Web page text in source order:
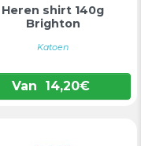
Heren shirt 140g
Brighton
Katoen
Van 14,20€